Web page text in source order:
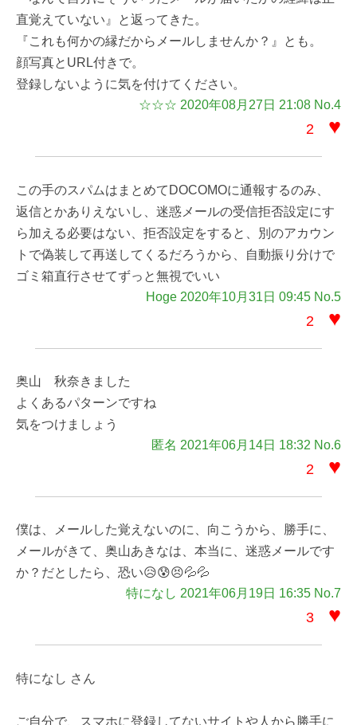
直覚えていない』と返ってきた。
『これも何かの縁だからメールしませんか？』とも。
顔写真とURL付きで。
登録しないように気を付けてください。
☆☆☆ 2020年08月27日 21:08 No.4
2 ♥
この手のスパムはまとめてDOCOMOに通報するのみ、
返信とかありえないし、迷惑メールの受信拒否設定にす
ら加える必要はない、拒否設定をすると、別のアカウン
トで偽装して再送してくるだろうから、自動振り分けで
ゴミ箱直行させてずっと無視でいい
Hoge 2020年10月31日 09:45 No.5
2 ♥
奥山 秋奈きました
よくあるパターンですね
気をつけましょう
匿名 2021年06月14日 18:32 No.6
2 ♥
僕は、メールした覚えないのに、向こうから、勝手に、
メールがきて、奥山あきなは、本当に、迷惑メールです
か？だとしたら、恐い😥😰😣💦💦
特になし 2021年06月19日 16:35 No.7
3 ♥
特になし さん
ご自分で、スマホに登録してないサイトや人から勝手に